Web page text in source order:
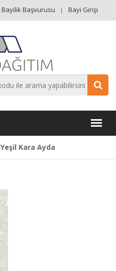
Bayilik Başvurusu Bayi Girişi
Yeşil Kara Ayda